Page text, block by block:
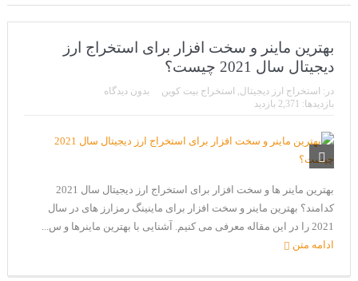
سه ایردراپ عالی برای این ماه
CoinEx سریع ترین برند درحال رشد در خدمات مالی!
بیت کوین به امید ETF به 60،000 دلار رسید!
ایردراپ رمزارز Morpher (MPH)
ایردراپ کریپتوتانک – CryptoTanks Airdrop
بهترین ماینر و سخت افزار برای استخراج ارز
دیجیتال سال 2021 چیست؟
در: استخراج ارز دیجیتال, استخراج بیت کوین
بدون دیدگاه
بازدیدها: 2,371 بازدید
بهترین ماینر ها و سخت افزار برای استخراج ارز دیجیتال سال 2021
کدامند؟ بهترین ماینر و سخت افزار برای ماینینگ رمزارز های در سال
2021 را در این مقاله معرفی می کنیم. آشنایی با بهترین ماینرها و س...
ادامه متن